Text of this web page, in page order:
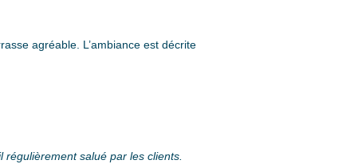
agréable. L’ambiance est décrite
salué par les clients.